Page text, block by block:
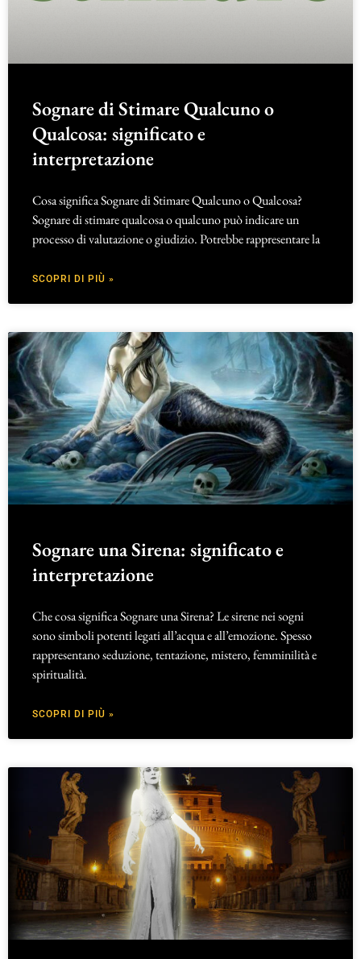
Sognare di Stimare Qualcuno o
Qualcosa: significato e
interpretazione
Cosa significa Sognare di Stimare Qualcuno o Qualcosa?
Sognare di stimare qualcosa o qualcuno può indicare un
processo di valutazione o giudizio. Potrebbe rappresentare la
SCOPRI DI PIÙ »
Sognare una Sirena: significato e
interpretazione
Che cosa significa Sognare una Sirena? Le sirene nei sogni
sono simboli potenti legati all’acqua e all’emozione. Spesso
rappresentano seduzione, tentazione, mistero, femminilità e
spiritualità.
SCOPRI DI PIÙ »